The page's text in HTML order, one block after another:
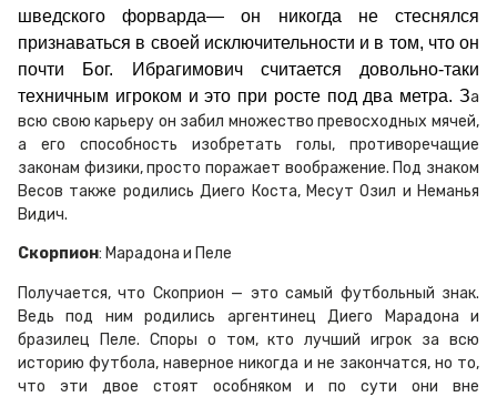
шведского форварда— он никогда не стеснялся
признаваться в своей исключительности и в том, что он
почти Бог. Ибрагимович считается довольно-таки
техничным игроком и это при росте под два метра. За
всю свою карьеру он забил множество превосходных мячей,
а его способность изобретать голы, противоречащие
законам физики, просто поражает воображение. Под знаком
Весов также родились Диего Коста, Месут Озил и Неманья
Видич.
Скорпион: Марадона и Пеле
Получается, что Скоприон — это самый футбольный знак.
Ведь под ним родились аргентинец Диего Марадона и
бразилец Пеле. Споры о том, кто лучший игрок за всю
историю футбола, наверное никогда и не закончатся, но то,
что эти двое стоят особняком и по сути они вне